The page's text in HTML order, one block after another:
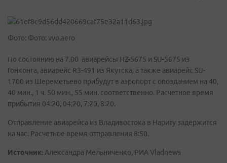
Фото: Фото: vvo.aero
По состоянию на 7.00 авиарейсы HZ-5675 и SU-5675 из
Гонконга, авиарейс R3-491 из Якутска, а также авиарейс SU-
1700 из Шереметьево прибудут в аэропорт с опозданием на 40,
40 мин., 1 ч. 50 мин., 55 мин. соответственно. Расчетное время
прибытия 04:20, 04:20, 7:20, 8:20.
Отправление авиарейса из Владивостока в Нариту задержится
на час. Расчетное время отправления 8:50.
Источник: Александра Мельниченко, РИА Vladnews